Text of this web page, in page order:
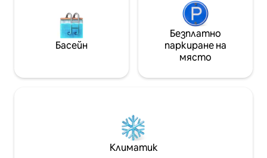
Басейн
Безплатно
паркиране на
място
Климатик